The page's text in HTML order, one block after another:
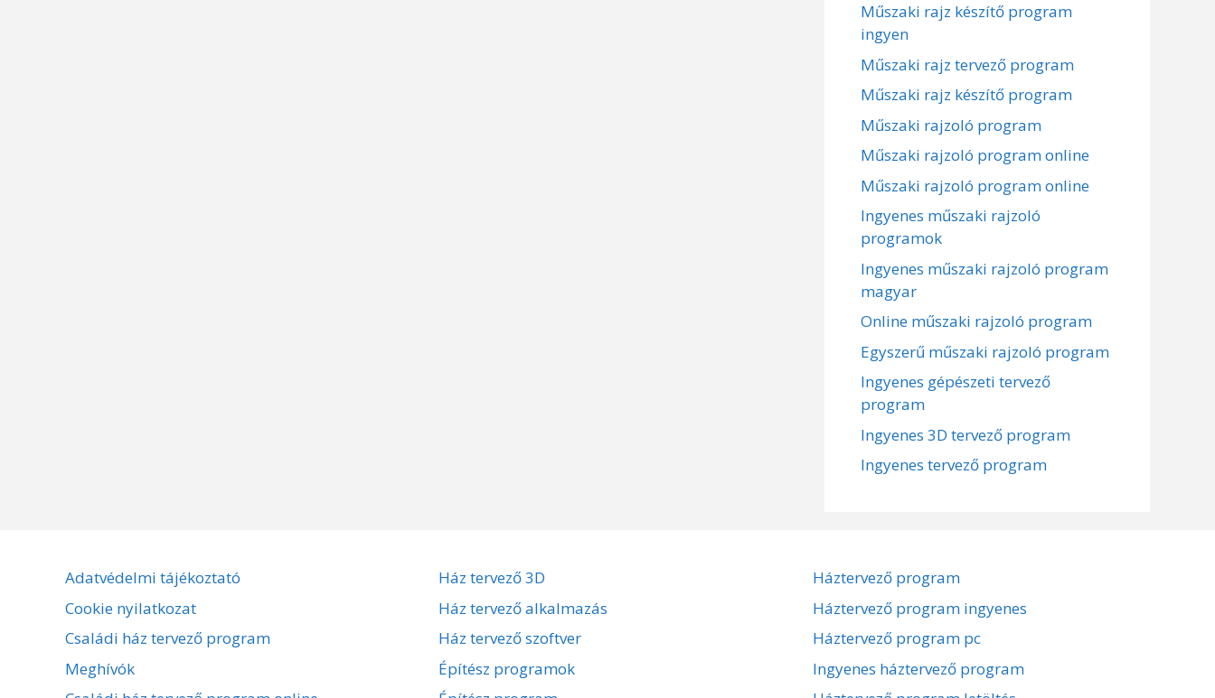
Műszaki rajz készítő program
ingyen
Műszaki rajz tervező program
Műszaki rajz készítő program
Műszaki rajzoló program
Műszaki rajzoló program online
Műszaki rajzoló program online
Ingyenes műszaki rajzoló
programok
Ingyenes műszaki rajzoló program
magyar
Online műszaki rajzoló program
Egyszerű műszaki rajzoló program
Ingyenes gépészeti tervező
program
Ingyenes 3D tervező program
Ingyenes tervező program
Adatvédelmi tájékoztató
Cookie nyilatkozat
Családi ház tervező program
Meghívók
Ház tervező 3D
Ház tervező alkalmazás
Ház tervező szoftver
Építész programok
Háztervező program
Háztervező program ingyenes
Háztervező program pc
Ingyenes háztervező program